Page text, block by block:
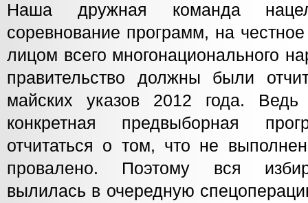
Наша дружная команда
соревнование программ, на
лицом всего многонационального
правительство должны были
майских указов 2012 года.
конкретная предвыборная
отчитаться о том, что не
провалено. Поэтому вся
вылилась в очередную